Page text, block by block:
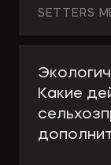
SETTERS
Какие